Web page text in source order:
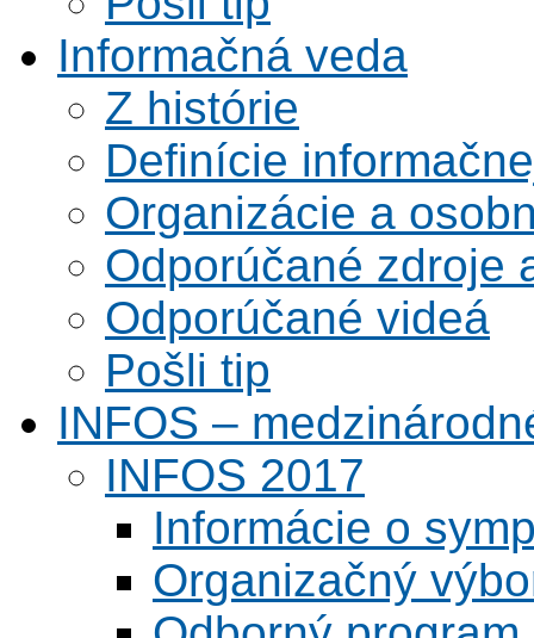
Informačná veda
Z histórie
Definície
Organizácie a
Odporúčané zdroje
Odporúčané videá
Pošli tip
INFOS –
INFOS 2017
Informácie o
Organizačný